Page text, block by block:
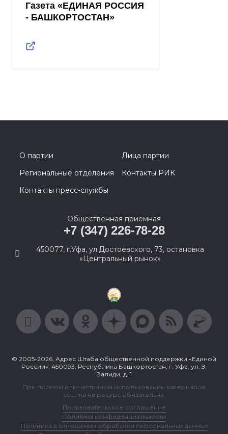
Газета «ЕДИНАЯ РОССИЯ
- БАШКОРТОСТАН»
О партии
Лица партии
Региональные отделения
Контакты РИК
Контакты пресс-службы
Общественная приемная
+7 (347) 226-78-28
450077, г.Уфа, ул.Достоевского, 73, остановка
«Центральный рынок»
© 2005-2026, Адрес Штаба общественной поддержки «Единой
России»: 450093, Республика Башкортостан, г. Уфа, ул. З.
Валиди, д. 1
При полном или частичном использовании материалов
ссылка на ресурс обязательна.
Пользовательское соглашение
Политика конфиденциальности
Политика в отношении обработки персональных данных